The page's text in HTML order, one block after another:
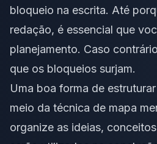
bloqueio na escrita. Até
redação, é essencial que
planejamento. Caso
que os bloqueios surjam.
Uma boa forma de
meio da técnica de mapa
organize as ideias,